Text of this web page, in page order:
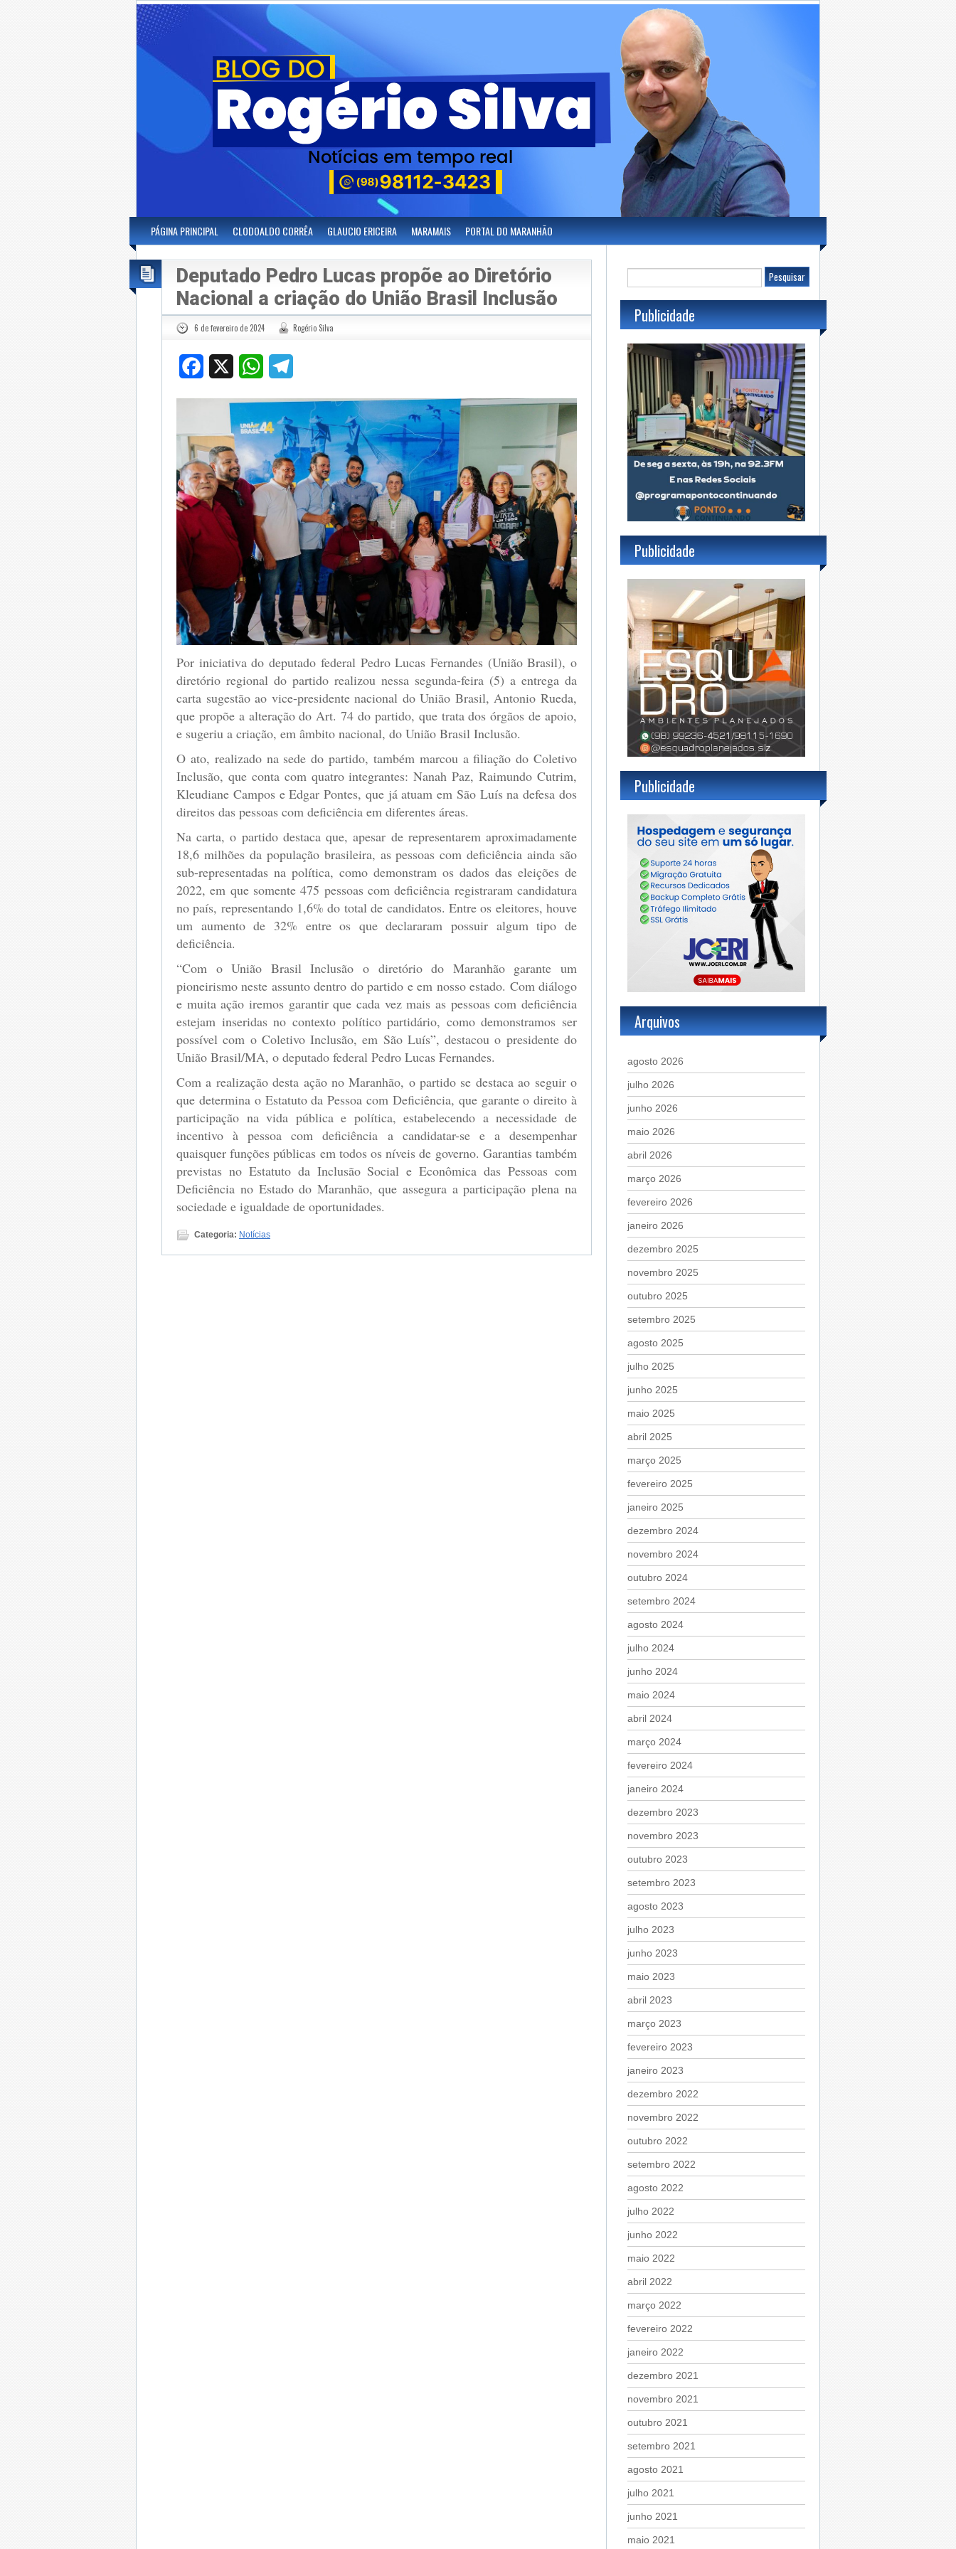
PÁGINA PRINCIPAL CLODOALDO CORRÊA GLAUCIO ERICEIRA MARAMAIS PORTAL DO MARANHÃO
Deputado Pedro Lucas propõe ao Diretório
Nacional a criação do União Brasil Inclusão
6 de fevereiro de 2024 Rogério Silva
Facebook WhatsApp
Por iniciativa do deputado federal Pedro Lucas Fernandes (União Brasil), o
diretório regional do partido realizou nessa segunda-feira (5) a entrega da
carta sugestão ao vice-presidente nacional do União Brasil, Antonio Rueda,
que propõe a alteração do Art. 74 do partido, que trata dos órgãos de apoio,
e sugeriu a criação, em âmbito nacional, do União Brasil Inclusão.
O ato, realizado na sede do partido, também marcou a filiação do Coletivo
Inclusão, que conta com quatro integrantes: Nanah Paz, Raimundo Cutrim,
Kleudiane Campos e Edgar Pontes, que já atuam em São Luís na defesa dos
direitos das pessoas com deficiência em diferentes áreas.
Na carta, o partido destaca que, apesar de representarem aproximadamente
18,6 milhões da população brasileira, as pessoas com deficiência ainda são
sub-representadas na política, como demonstram os dados das eleições de
2022, em que somente 475 pessoas com deficiência registraram candidatura
no país, representando 1,6% do total de candidatos. Entre os eleitores, houve
um aumento de 32% entre os que declararam possuir algum tipo de
deficiência.
“Com o União Brasil Inclusão o diretório do Maranhão garante um
pioneirismo neste assunto dentro do partido e em nosso estado. Com diálogo
e muita ação iremos garantir que cada vez mais as pessoas com deficiência
estejam inseridas no contexto político partidário, como demonstramos ser
possível com o Coletivo Inclusão, em São Luís”, destacou o presidente do
União Brasil/MA, o deputado federal Pedro Lucas Fernandes.
Com a realização desta ação no Maranhão, o partido se destaca ao seguir o
que determina o Estatuto da Pessoa com Deficiência, que garante o direito à
participação na vida pública e política, estabelecendo a necessidade de
incentivo à pessoa com deficiência a candidatar-se e a desempenhar
quaisquer funções públicas em todos os níveis de governo. Garantias também
previstas no Estatuto da Inclusão Social e Econômica das Pessoas com
Deficiência no Estado do Maranhão, que assegura a participação plena na
sociedade e igualdade de oportunidades.
Categoria: Notícias
Publicidade
Publicidade
Publicidade
Arquivos
agosto 2026
julho 2026
junho 2026
maio 2026
abril 2026
março 2026
fevereiro 2026
janeiro 2026
dezembro 2025
novembro 2025
outubro 2025
setembro 2025
agosto 2025
julho 2025
junho 2025
maio 2025
abril 2025
março 2025
fevereiro 2025
janeiro 2025
dezembro 2024
novembro 2024
outubro 2024
setembro 2024
agosto 2024
julho 2024
junho 2024
maio 2024
abril 2024
março 2024
fevereiro 2024
janeiro 2024
dezembro 2023
novembro 2023
outubro 2023
setembro 2023
agosto 2023
julho 2023
junho 2023
maio 2023
abril 2023
março 2023
fevereiro 2023
janeiro 2023
dezembro 2022
novembro 2022
outubro 2022
setembro 2022
agosto 2022
julho 2022
junho 2022
maio 2022
abril 2022
março 2022
fevereiro 2022
janeiro 2022
dezembro 2021
novembro 2021
outubro 2021
setembro 2021
agosto 2021
julho 2021
junho 2021
maio 2021